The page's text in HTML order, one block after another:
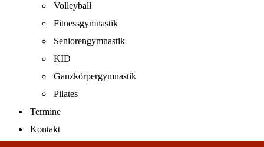
Volleyball
Fitnessgymnastik
Seniorengymnastik
KID
Ganzkörpergymnastik
Pilates
Termine
Kontakt